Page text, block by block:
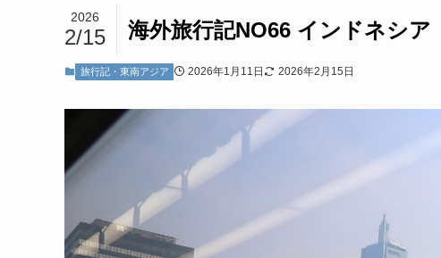
海外旅行記NO66 インドネシ
2026
2/15
旅行記・東南アジア 2026年1月11日 2026年2月15日